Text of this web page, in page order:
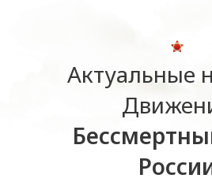
Актуальные